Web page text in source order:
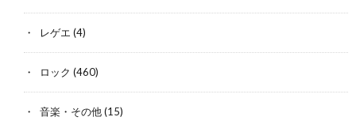
レゲエ (4)
ロック (460)
音楽・その他(15)